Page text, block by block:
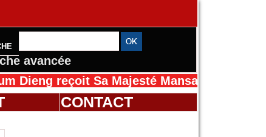
avancée
Sa Majesté Mansah Cissé au Sénégal
CONTACT